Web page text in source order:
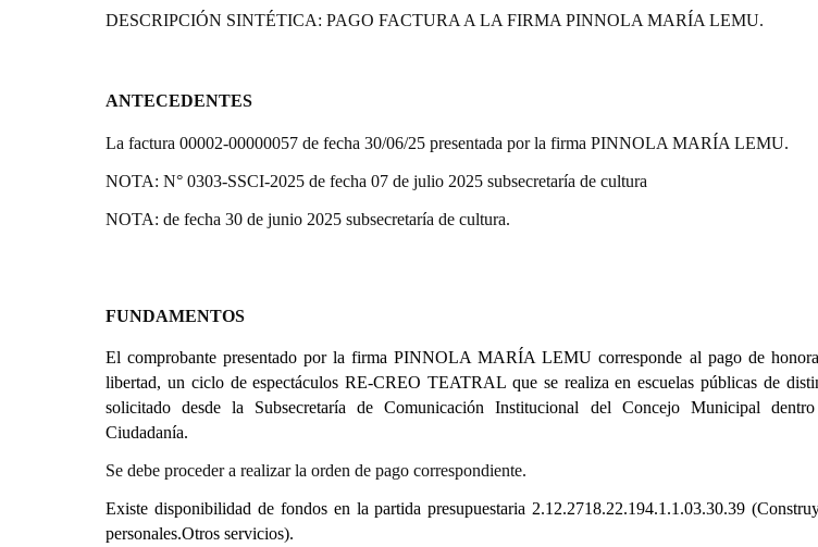
DESCRIPCIÓN SINTÉTICA: PAGO FACTURA A LA FIRMA PINNOLA MARÍA LEMU.
ANTECEDENTES
La factura 00002-00000057 de fecha 30/06/25 presentada por la firma PINNOLA MARÍA LEMU.
NOTA: N° 0303-SSCI-2025 de fecha 07 de julio 2025 subsecretaría de cultura
NOTA: de fecha 30 de junio 2025 subsecretaría de cultura.
FUNDAMENTOS
El comprobante presentado por la firma PINNOLA MARÍA LEMU corresponde al pago de
libertad, un ciclo de espectáculos RE-CREO TEATRAL que se realiza en escuelas públicas de
solicitado desde la Subsecretaría de Comunicación Institucional del Concejo Municipal
Ciudadanía.
Se debe proceder a realizar la orden de pago correspondiente.
Existe disponibilidad de fondos en la partida presupuestaria 2.12.2718.22.194.1.1.03.30.39
personales.Otros servicios).